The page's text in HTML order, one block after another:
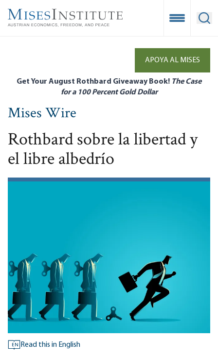
main
Open
APOYA AL MISES
Get Your August Rothbard Giveaway Book! The Case
for a 100 Percent Gold Dollar
Mises Wire
Rothbard sobre la libertad y
el libre albedrío
EN Read this in English